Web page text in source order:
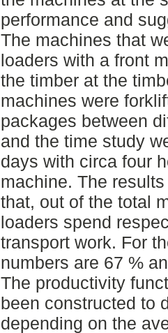
performance and
The machines that
loaders with a front
the timber at the
machines were
packages between
and the time study
days with circa four
machine. The
that, out of the total
loaders spend
transport work. For
numbers are 67 %
The productivity
been constructed to
depending on the